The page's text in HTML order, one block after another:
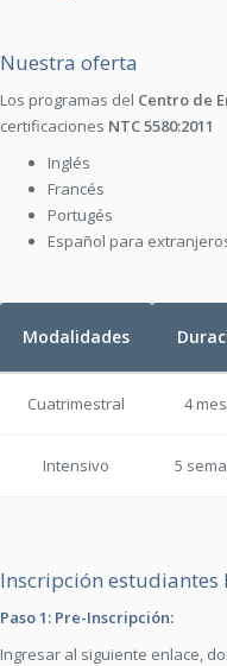
Nuestra oferta
Los programas del Centro de
certificaciones NTC 5580:2011
Inglés
Francés
Portugés
Español para
Modalidades
Cuatrimestral 4
Intensivo 5
Inscripción estudiantes
Paso 1: Pre-Inscripción:
Ingresar al siguiente enlace,